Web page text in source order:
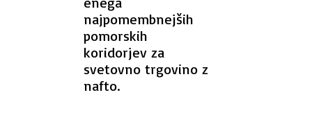
najpomembnejših
pomorskih
koridorjev za
svetovno trgovino z
nafto.